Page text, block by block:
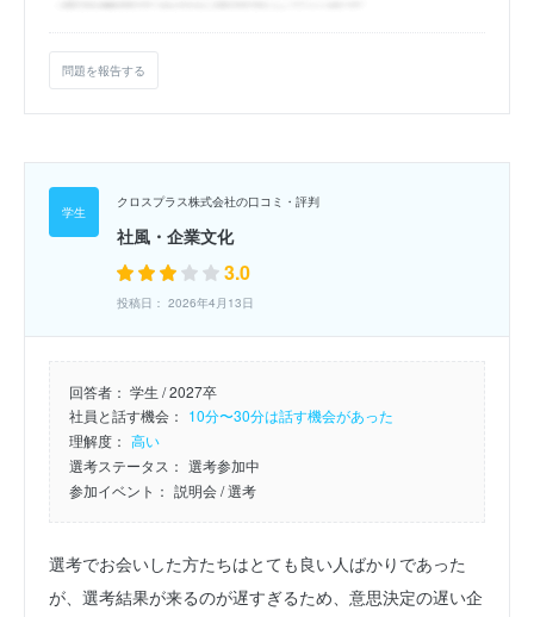
問題を報告する
クロスプラス株式会社の口コミ・評判
社風・企業文化
3.0
投稿日： 2026年4月13日
回答者： 学生 / 2027卒
社員と話す機会： 10分〜30分は話す機会があった
理解度： 高い
選考ステータス： 選考参加中
参加イベント： 説明会/ 選考
選考でお会いした方たちはとても良い人ばかりであった
が、選考結果が来るのが遅すぎるため、意思決定の遅い企